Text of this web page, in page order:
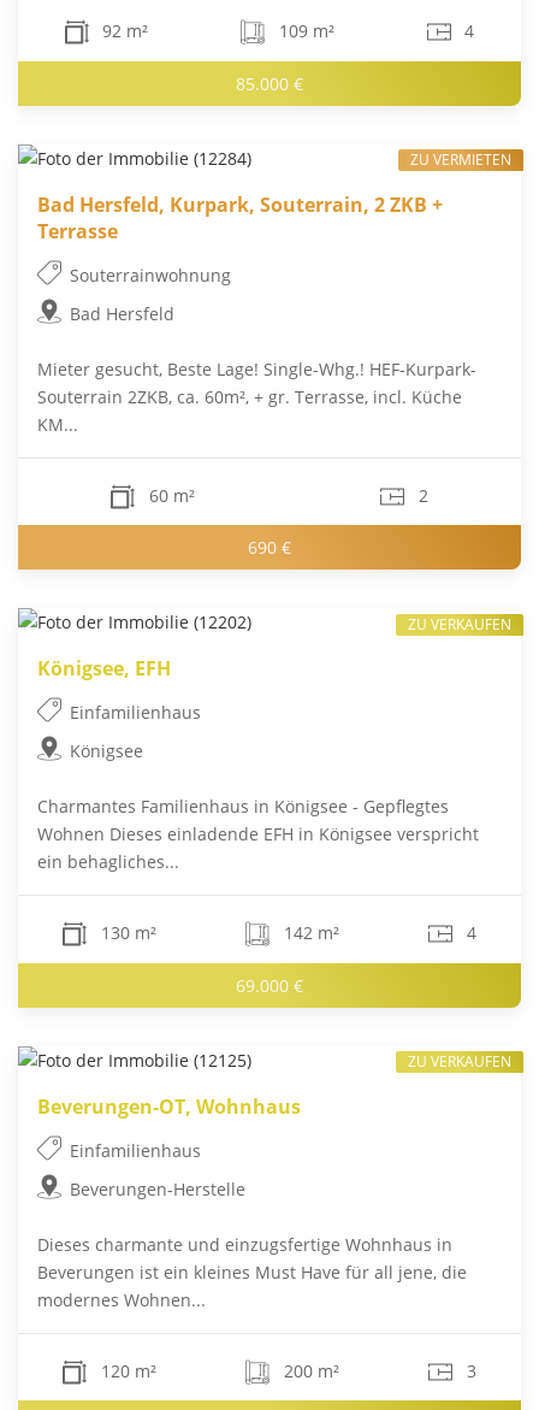
92 m² 109 m² 4
85.000 €
Bad Hersfeld, Kurpark, Souterrain, 2 ZKB +
Terrasse
Souterrainwohnung
Bad Hersfeld
Mieter gesucht, Beste Lage! Single-Whg.! HEF-Kurpark-
Souterrain 2ZKB, ca. 60m², + gr. Terrasse, incl. Küche
KM...
60 m² 2
690 €
ZU VERMIETEN
Königsee, EFH
Einfamilienhaus
Königsee
Charmantes Familienhaus in Königsee - Gepflegtes
Wohnen Dieses einladende EFH in Königsee verspricht
ein behagliches...
130 m² 142 m² 4
69.000 €
ZU VERKAUFEN
Beverungen-OT, Wohnhaus
Einfamilienhaus
Beverungen-Herstelle
Dieses charmante und einzugsfertige Wohnhaus in
Beverungen ist ein kleines Must Have für all jene, die
modernes Wohnen...
120 m² 200 m² 3
ZU VERKAUFEN